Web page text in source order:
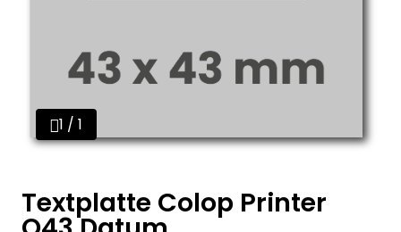
1 / 1
Textplatte Colop Printer